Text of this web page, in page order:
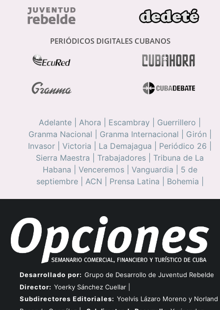
PERIÓDICOS DIGITALES CUBANOS
Adelante Ahora Escambray Guerrillero
Granma Nacional
Granma Internacional Girón
Invasor
Victoria La Demajagua Periódico 26
Sierra Maestra
Trabajadores
Tribuna de La
Habana
Venceremos| Vanguardia
5 de
septiembre| ACN Prensa Latina Bohemia
Desarrollado por: Grupo de Desarrollo de Juventud Rebelde
Director: Yoerky Sánchez Cuellar |
Subdirectores Editoriales: Yoelvis Lázaro Moreno y Norland